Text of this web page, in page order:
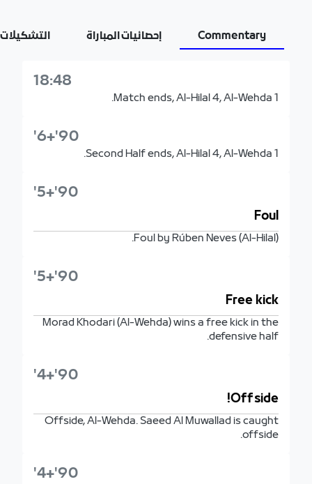
Commentary إحصائيات المباراة التشكيلات
18:48
Match ends, Al-Hilal 4, Al-Wehda 1.
90'+6'
Second Half ends, Al-Hilal 4, Al-Wehda 1.
90'+5'
Foul
Foul by Rúben Neves (Al-Hilal).
90'+5'
Free kick
Morad Khodari (Al-Wehda) wins a free kick in the
defensive half.
90'+4'
Offside!
Offside, Al-Wehda. Saeed Al Muwallad is caught
offside.
90'+4'